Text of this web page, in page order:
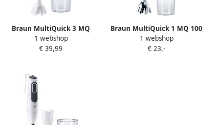
Braun MultiQuick 3 MQ
3000WH Staafmixer
1 webshop
€ 39,99
Braun MultiQuick 1 MQ 100
Curry Staafmixer
1 webshop
€ 23,-